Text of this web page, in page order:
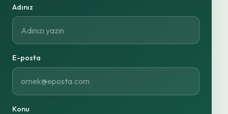
Adınız
E-posta
Konu